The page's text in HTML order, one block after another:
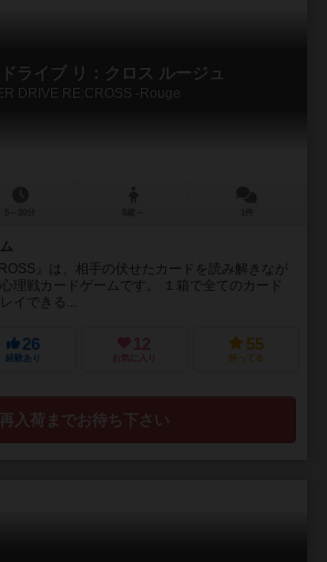
ライブ リ：クロス ルージュ
DRIVE RE:CROSS -Rouge
』は、相手の伏せたカードを読み解きなが
理戦カードゲームです。 １箱で全てのカード
イできる...
26
経験あり
12
お気に入り
55
持ってる
再入荷までお待ち下さい